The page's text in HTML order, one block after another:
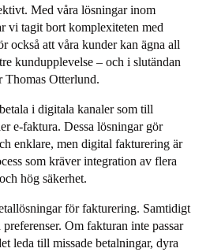
Med våra lösningar inom
vi tagit bort komplexiteten med
också att våra kunder kan ägna all
kundupplevelse – och i slutändan
Thomas Otterlund.
i digitala kanaler som till
e-faktura. Dessa lösningar gör
enklare, men digital fakturering är
som kräver integration av flera
hög säkerhet.
för fakturering. Samtidigt
Om fakturan inte passar
leda till missade betalningar, dyra